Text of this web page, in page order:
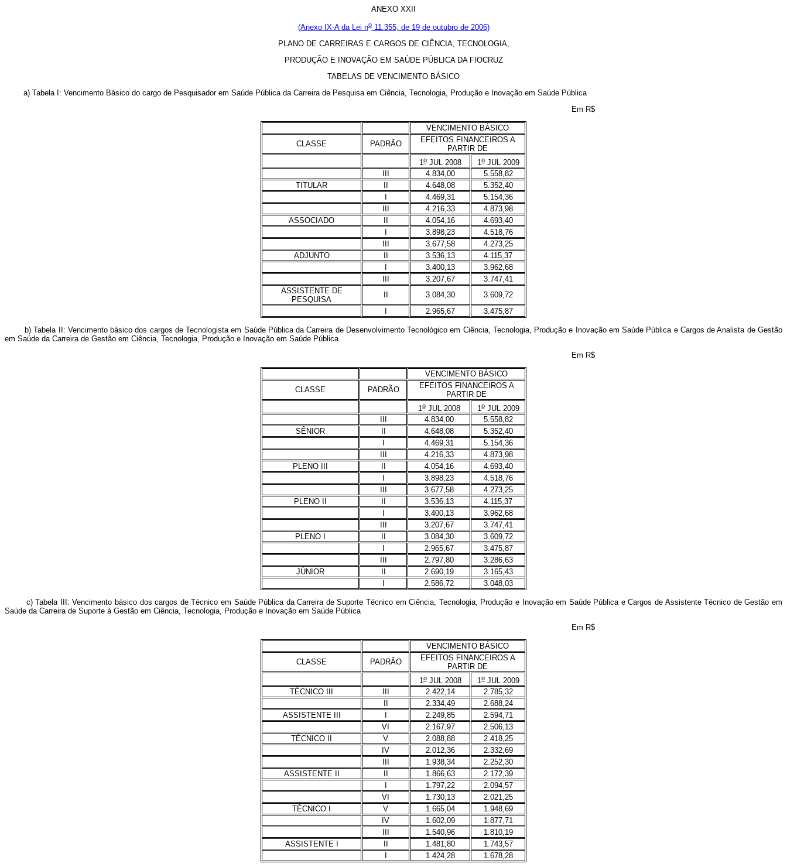
ANEXO XXII
(Anexo IX-A da Lei no11.355, de 19 de outubro de 2006)
PLANO DE CARREIRAS E CARGOS DE CIÊNCIA, TECNOLOGIA,
PRODUÇÃO E INOVAÇÃO EM SAÚDE PÚBLICA DA FIOCRUZ
TABELAS DE VENCIMENTO BÁSICO
a) Tabela I: Vencimento Básico do cargo de Pesquisador em Saúde Pública da Carreira de Pesquisa em Ciência, Tecnologia, Produção e Inovação em Saúde Pública
Em R$
VENCIMENTO BÁSICO
CLASSE
PADRÃO
EFEITOS FINANCEIROS A
PARTIR DE
1oJUL 2008 1oJUL 2009
4.834,00
5.558,82
TITULAR
4.648,08
5.352,40
4.469,31
5.154,36
4.216,33
4.873,98
ASSOCIADO
4.054,16
4.693,40
3.898,23
4.518,76
3.677,58
4.273,25
ADJUNTO
3.536,13
4.115,37
3.400,13
3.962,68
3.207,67
3.747,41
ASSISTENTE DE
PESQUISA
3.084,30
3.609,72
2.965,67 3.475,87
b) Tabela II: Vencimento básico dos cargos de Tecnologista em Saúde Pública da Carreira de Desenvolvimento Tecnológico em Ciência, Tecnologia, Produção e Inovação em Saúde Pública e Cargos de Analista de Gestão
em Saúde da Carreira de Gestão em Ciência, Tecnologia, Produção e Inovação em Saúde Pública
Em R$
VENCIMENTO BÁSICO
CLASSE
PADRÃO
EFEITOS FINANCEIROS A
PARTIR DE
1oJUL 2008 1oJUL 2009
4.834,00
5.558,82
SÊNIOR
4.648,08
5.352,40
4.469,31
5.154,36
4.216,33
4.873,98
PLENO III
4.054,16
4.693,40
3.898,23
4.518,76
3.677,58
4.273,25
PLENO II
3.536,13
4.115,37
3.400,13
3.962,68
3.207,67
3.747,41
PLENO I
3.084,30
3.609,72
2.965,67
3.475,87
2.797,80
3.286,63
JÚNIOR
2.690,19
3.165,43
2.586,72 3.048,03
c) Tabela III: Vencimento básico dos cargos de Técnico em Saúde Pública da Carreira de Suporte Técnico em Ciência, Tecnologia, Produção e Inovação em Saúde Pública e Cargos de Assistente Técnico de Gestão em
Saúde da Carreira de Suporte à Gestão em Ciência, Tecnologia, Produção e Inovação em Saúde Pública
Em R$
VENCIMENTO BÁSICO
CLASSE
PADRÃO
EFEITOS FINANCEIROS A
PARTIR DE
1oJUL 2008 1oJUL 2009
TÉCNICO III
2.422,14
2.785,32
2.334,49
2.688,24
ASSISTENTE III
2.249,85
2.594,71
VI
2.167,97
2.506,13
TÉCNICO II
V 2.088,88
2.418,25
IV
2.012,36
2.332,69
1.938,34
2.252,30
ASSISTENTE II
1.866,63
2.172,39
1.797,22
2.094,57
VI
1.730,13
2.021,25
TÉCNICO I
V 1.665,04
1.948,69
IV
1.602,09
1.877,71
1.540,96
1.810,19
ASSISTENTE I
1.481,80
1.743,57
1.424,28 1.678,28